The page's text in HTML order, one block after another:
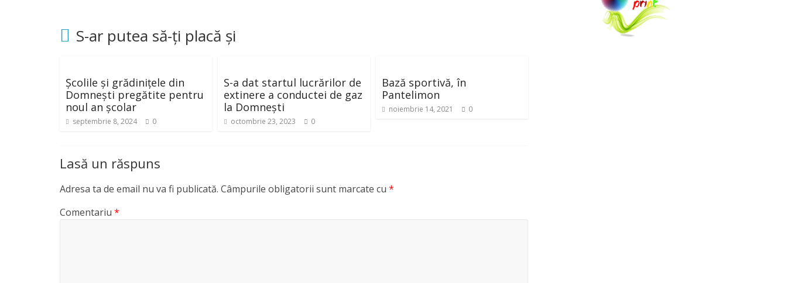
S-ar putea să-ți placă și
Școlile și grădinițele din
Domnești pregătite pentru
noul an școlar
septembrie 8, 2024 0
S-a dat startul lucrărilor de
extinere a conductei de gaz
la Domnești
octombrie 23, 2023 0
Bază sportivă, în
Pantelimon
noiembrie 14, 2021 0
Lasă un răspuns
Adresa ta de email nu va fi publicată. Câmpurile obligatorii sunt marcate cu *
Comentariu *